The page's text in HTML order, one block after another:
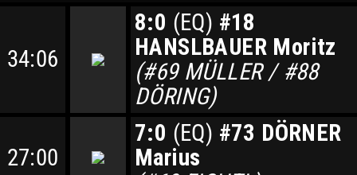
34:06
8:0 (EQ) #18
HANSLBAUER Moritz
(#69 MÜLLER / #88
DÖRING)
27:00
7:0 (EQ) #73 DÖRNER
Marius